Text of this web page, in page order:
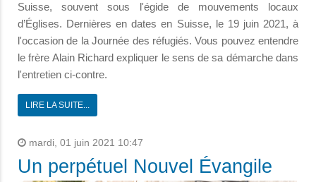
Suisse, souvent sous l'égide de mouvements locaux
d’Églises. Dernières en dates en Suisse, le 19 juin 2021, à
l'occasion de la Journée des réfugiés. Vous pouvez entendre
le frère Alain Richard expliquer le sens de sa démarche dans
l'entretien ci-contre.
LIRE LA SUITE...
mardi, 01 juin 2021 10:47
Un perpétuel Nouvel Évangile